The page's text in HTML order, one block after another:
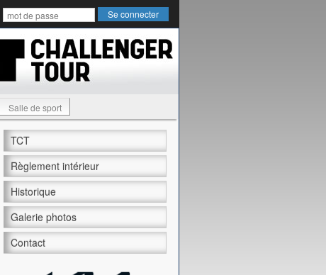
Salle de sport
TCT
Règlement intérieur
Historique
Galerie photos
Contact